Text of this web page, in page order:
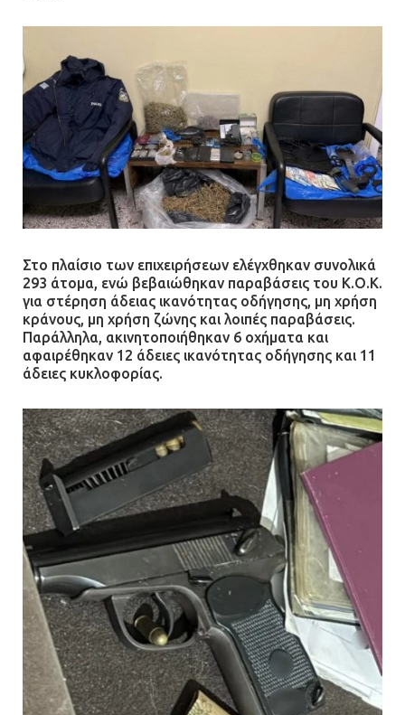
Στο πλαίσιο των επιχειρήσεων ελέγχθηκαν συνολικά
293 άτομα, ενώ βεβαιώθηκαν παραβάσεις του Κ.Ο.Κ.
για στέρηση άδειας ικανότητας οδήγησης, μη χρήση
κράνους, μη χρήση ζώνης και λοιπές παραβάσεις.
Παράλληλα, ακινητοποιήθηκαν 6 οχήματα και
αφαιρέθηκαν 12 άδειες ικανότητας οδήγησης και 11
άδειες κυκλοφορίας.